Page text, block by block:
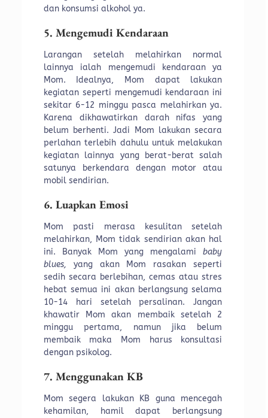
dan konsumsi alkohol ya.
5. Mengemudi Kendaraan
Larangan setelah melahirkan normal
lainnya ialah mengemudi kendaraan ya
Mom. Idealnya, Mom dapat lakukan
kegiatan seperti mengemudi kendaraan ini
sekitar 6-12 minggu pasca melahirkan ya.
Karena dikhawatirkan darah nifas yang
belum berhenti. Jadi Mom lakukan secara
perlahan terlebih dahulu untuk melakukan
kegiatan lainnya yang berat-berat salah
satunya berkendara dengan motor atau
mobil sendirian.
6. Luapkan Emosi
Mom pasti merasa kesulitan setelah
melahirkan, Mom tidak sendirian akan hal
ini. Banyak Mom yang mengalamibaby
blues, yang akan Mom rasakan seperti
sedih secara berlebihan, cemas atau stres
hebat semua ini akan berlangsung selama
10-14 hari setelah persalinan. Jangan
khawatir Mom akan membaik setelah 2
minggu pertama, namun jika belum
membaik maka Mom harus konsultasi
dengan psikolog.
7. Menggunakan KB
Mom segera lakukan KB guna mencegah
kehamilan, hamil dapat berlangsung